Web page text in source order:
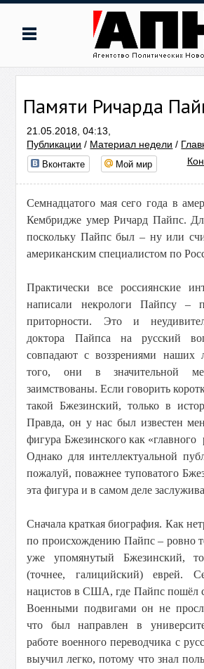
Памяти Ричарда
21.05.2018, 04:13,
Публикации / Материал недели /
Вконтакте Мой мир
Семнадцатого мая сего года в
Кембридже умер Ричард Пайпс.
поскольку Пайпс был – ну или
американским специалистом по
Практически все россиянские
написали некрологи Пайпсу –
приторности. Это и
доктора Пайпса на русский
совпадают с воззрениями наших
того, они в значительной
заимствованы. Если говорить
такой Бжезинский, только в
Правда, он у нас был известен
фигура Бжезинского как «главного
Однако для интеллектуальной
пожалуй, поважнее туповатого
эта фигура и в самом деле
Сначала краткая биография. Как
по происхождению Пайпс – ровно
уже упомянутый Бжезинский,
(точнее, галицийский) еврей.
нацистов в США, где Пайпс пошёл
Военными подвигами он не
что был направлен в
работе военного переводчика с
выучил легко, потому что знал